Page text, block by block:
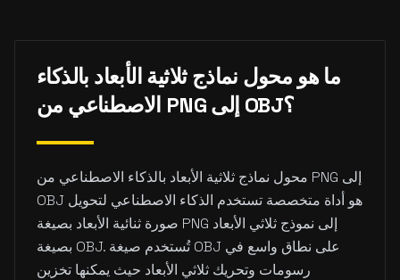
ما هو محول نماذج ثلاثية الأبعاد بالذكاء
الاصطناعي من PNG إلى OBJ؟
محول نماذج ثلاثية الأبعاد بالذكاء الاصطناعي من PNG إلى
OBJ هو أداة متخصصة تستخدم الذكاء الاصطناعي لتحويل
صورة ثنائية الأبعاد بصيغة PNG إلى نموذج ثلاثي الأبعاد
بصيغة OBJ. تُستخدم صيغة OBJ على نطاق واسع في
رسومات وتحريك ثلاثي الأبعاد حيث يمكنها تخزين